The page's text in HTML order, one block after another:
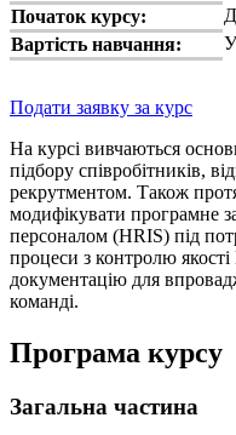
Початок курсу:
Вартість навчання:
Подати заявку за курс
На курсі вивчаються
підбору співробітників,
рекрутментом. Також
модифікувати програмне
персоналом (HRIS) під
процеси з контролю
документацію для
команді.
Програма курсу
Загальна частина